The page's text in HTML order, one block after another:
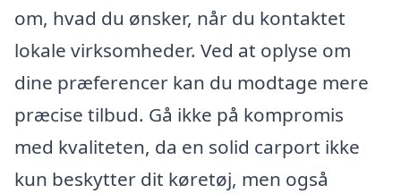
om, hvad du ønsker, når du kontaktet
lokale virksomheder. Ved at oplyse om
dine præferencer kan du modtage mere
præcise tilbud. Gå ikke på kompromis
med kvaliteten, da en solid carport ikke
kun beskytter dit køretøj, men også